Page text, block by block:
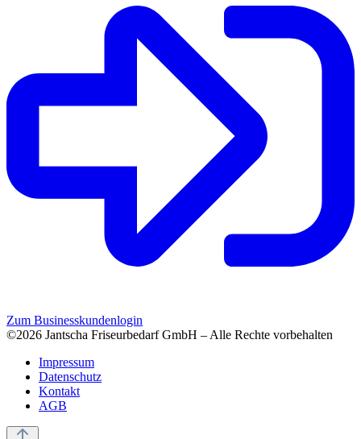
Zum Businesskundenlogin
©2026 Jantscha Friseurbedarf GmbH – Alle Rechte vorbehalten
Impressum
Datenschutz
Kontakt
AGB